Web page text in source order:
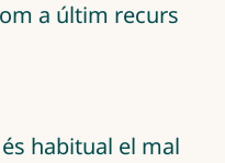
a últim recurs
és habitual el mal